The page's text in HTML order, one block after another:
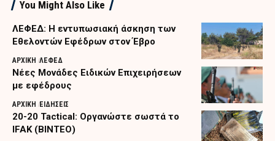
You Might Also Like
ΛΕΦΕΔ: Η εντυπωσιακή άσκηση των
Εθελοντών Εφέδρων στον Έβρο
ΑΡΧΙΚΗ ΛΕΦΕΔ
Nέες Μονάδες Ειδικών Επιχειρήσεων
με εφέδρους
ΑΡΧΙΚΗ ΕΙΔΗΣΕΙΣ
20-20 Tactical: Οργανώστε σωστά το
IFAK (ΒΙΝΤΕΟ)